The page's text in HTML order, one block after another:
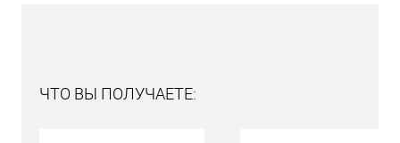
ЧТО ВЫ ПОЛУЧАЕТЕ: